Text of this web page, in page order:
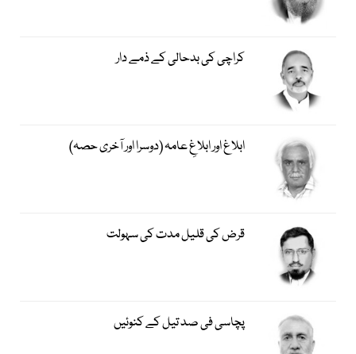
کراچی کی بدحالی کے ذمے دار
ابلاغ اور ابلاغِ عامہ (دوسرا اور آخری حصہ)
قرض کی قلیل مدت کی سہولت
پچاسی فی صد تیل کے کنوئیں